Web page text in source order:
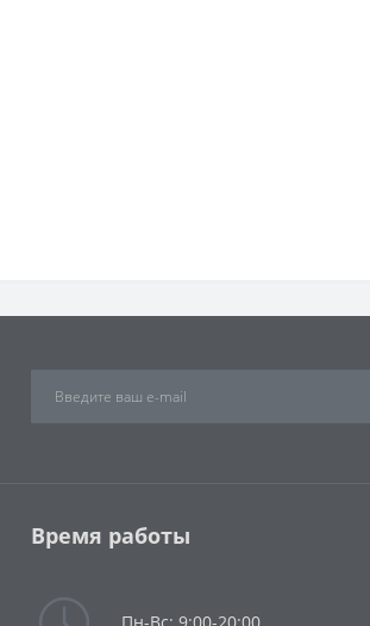
Время работы